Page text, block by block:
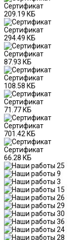
Сертификат
209.19 КБ
Сертификат
294.49 КБ
Сертификат
87.93 КБ
Сертификат
108.58 КБ
Сертификат
71.77 КБ
Сертификат
701.42 КБ
Сертификат
66.28 КБ